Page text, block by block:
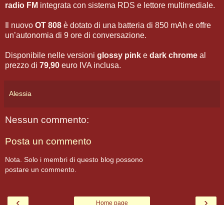
radio FM integrata con sistema RDS e lettore multimediale.
Il nuovo OT 808 è dotato di una batteria di 850 mAh e offre
un’autonomia di 9 ore di conversazione.
Disponibile nelle versioni glossy pink e dark chrome al
prezzo di 79,90 euro IVA inclusa.
Alessia
Nessun commento:
Posta un commento
Nota. Solo i membri di questo blog possono
postare un commento.
Home page